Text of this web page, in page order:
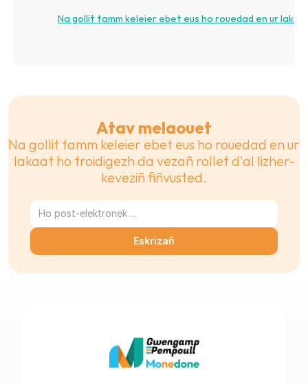
Na gollit tamm keleier ebet eus ho rouedad en ur
Atav melaouet
Na gollit tamm keleier ebet eus ho rouedad en ur
lakaat ho troidigezh da vezañ rollet d'al lizher-
keveziñ fiñvusted.
Eskrizañ